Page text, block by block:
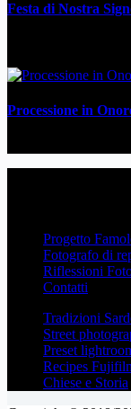
Festa di Nostra
Processione in
Progetto
Fotografo di
Riflessioni
Contatti
Tradizioni
Street
Preset
Recipes
Chiese e Storia